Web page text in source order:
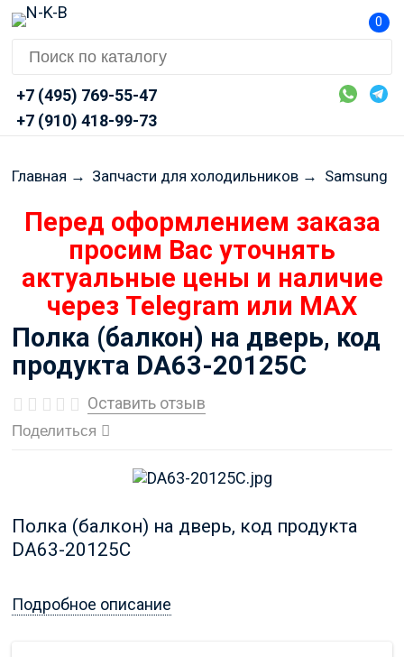
0
+7 (495) 769-55-47
+7 (910) 418-99-73
Главная → Запчасти для холодильников → Samsung
Перед оформлением заказа
просим Вас уточнять
актуальные цены и наличие
через Telegram или MAX
Полка (балкон) на дверь, код
продукта DA63-20125C
Оставить отзыв
Поделиться
Полка (балкон) на дверь, код продукта
DA63-20125C
Подробное описание